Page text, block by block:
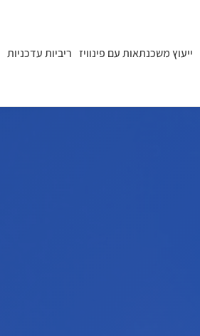
ייעוץ משכנתאות עם פינוויז ריביות עדכניות